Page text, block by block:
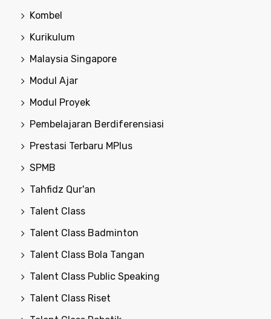
Kombel
Kurikulum
Malaysia Singapore
Modul Ajar
Modul Proyek
Pembelajaran Berdiferensiasi
Prestasi Terbaru MPlus
SPMB
Tahfidz Qur'an
Talent Class
Talent Class Badminton
Talent Class Bola Tangan
Talent Class Public Speaking
Talent Class Riset